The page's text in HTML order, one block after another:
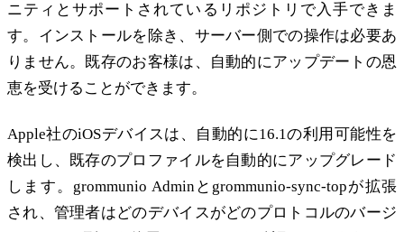
ニティとサポートされているリポジトリで入手できま
す。インストールを除き、サーバー側での操作は必要あ
りません。既存のお客様は、自動的にアップデートの恩
恵を受けることができます。
Apple社のiOSデバイスは、自動的に16.1の利用可能性を
検出し、既存のプロファイルを自動的にアップグレード
します。grommunio Adminとgrommunio-sync-topが拡張
され、管理者はどのデバイスがどのプロトコルのバージ